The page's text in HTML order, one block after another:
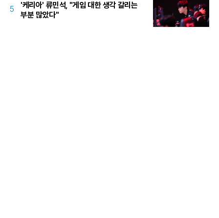
5
'케리아' 류민석, "게임 대한 생각 갈리는
부분 많았다"